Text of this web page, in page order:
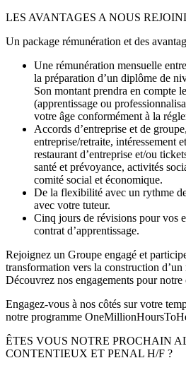
LES AVANTAGES A NOUS
Un package rémunération et des
Une rémunération mensuelle
la préparation d’un diplôme de
Son montant prendra en compte
(apprentissage ou
votre âge conformément à la
Accords d’entreprise et de
entreprise/retraite, intéressement
restaurant d’entreprise et/ou
santé et prévoyance, activités
comité social et économique.
De la flexibilité avec un rythme
avec votre tuteur.
Cinq jours de révisions pour vos
contrat d’apprentissage.
Rejoignez un Groupe engagé et
transformation vers la construction
Découvrez nos engagements pour notre
Engagez-vous à nos côtés sur votre
notre programme
ÊTES VOUS NOTRE PROCHAIN
CONTENTIEUX ET PENAL H/F ?